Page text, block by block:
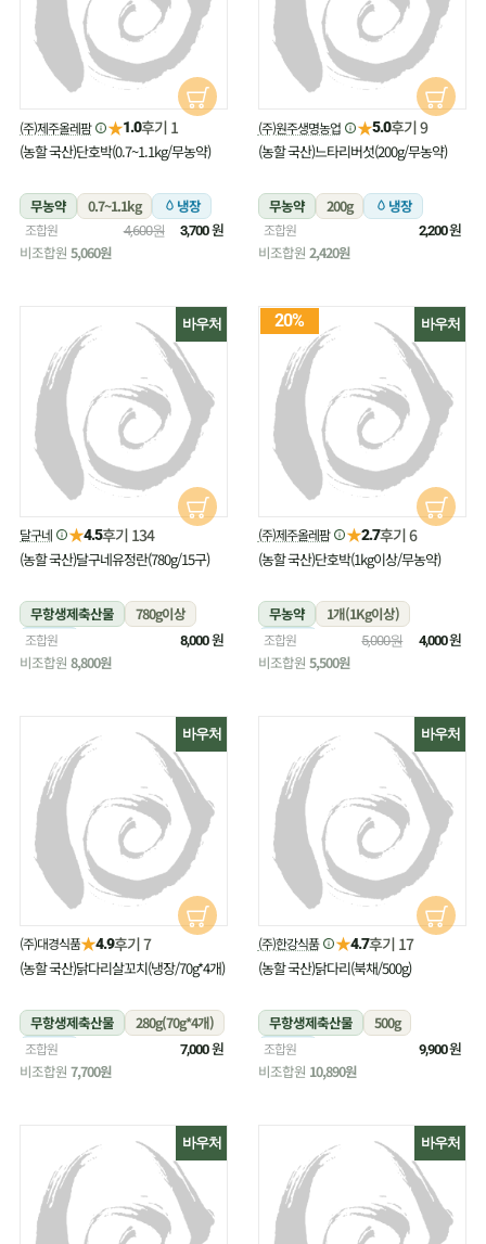
(주)원주생명농업 ★5.0후기 9
(농할 국산)느타리버섯(200g/무농약)
무농약 200g 냉장
조합원 2,200원
비조합원 2,420원
(주)제주올레팜 ★1.0후기 1
(농할 국산)단호박(0.7~1.1kg/무농약)
무농약 0.7~1.1kg 냉장
조합원 4,600원 3,700원
비조합원 5,060원
바우처
20%
(주)제주올레팜 ★2.7후기 6
(농할 국산)단호박(1kg이상/무농약)
무농약
1개(1Kg이상)
냉장
조합원 5,000원 4,000원
비조합원 5,500원
바우처
달구네 ★4.5후기 134
(농할 국산)달구네유정란(780g/15구)
무항생제축산물
780g이상
냉장
조합원 8,000원
비조합원 8,800원
바우처
(주)한강식품 ★4.7후기 17
(농할 국산)닭다리(북채/500g)
무항생제축산물
500g
냉장
조합원 9,900원
비조합원 10,890원
바우처
(주)대경식품★4.9후기 7
(농할 국산)닭다리살꼬치(냉장/70g*4개)
무항생제축산물
280g(70g*4개)
냉장
조합원 7,000원
비조합원 7,700원
바우처
바우처